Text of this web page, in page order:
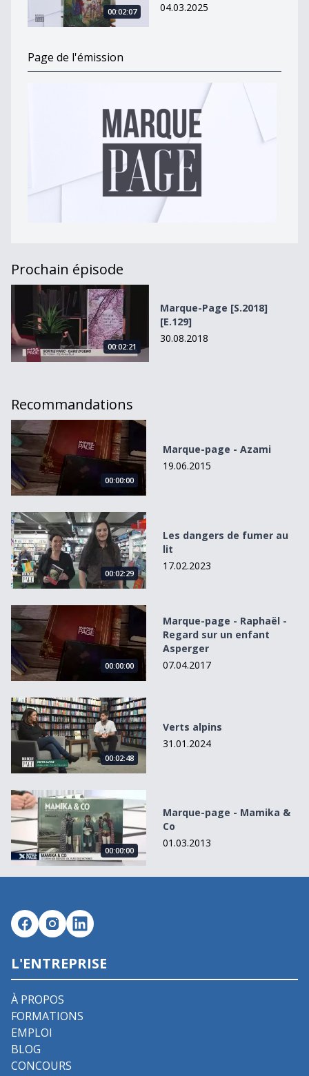
00:02:07
04.03.2025
Page de l'émission
Prochain épisode
Marque-Page [S.2018][E.129]
00:02:21
Marque-Page [S.2018]
[E.129]
30.08.2018
Recommandations
Marque-page - Azami
00:00:00
Marque-page - Azami
19.06.2015
Les dangers de fumer au lit
00:02:29
Les dangers de fumer au
lit
17.02.2023
Marque-page - Raphaël - Regard sur un enfant Asperger
00:00:00
Marque-page - Raphaël -
Regard sur un enfant
Asperger
07.04.2017
Verts alpins
00:02:48
Verts alpins
31.01.2024
Marque-page - Mamika &amp; Co
00:00:00
Marque-page - Mamika &
Co
01.03.2013
L'ENTREPRISE
À PROPOS
FORMATIONS
EMPLOI
BLOG
CONCOURS